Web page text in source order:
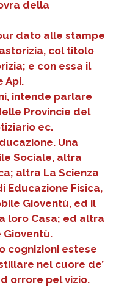
della
dato alle stampe
col titolo
e con essa il
Api.
intende parlare
Provincie del
ec.
Una
Sociale, altra
altra La Scienza
Educazione Fisica,
Gioventù, ed il
loro Casa; ed altra
Gioventù.
cognizioni estese
nel cuore de’
orrore pel vizio.